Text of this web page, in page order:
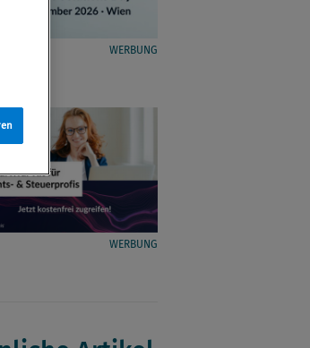
WERBUNG
WERBUNG